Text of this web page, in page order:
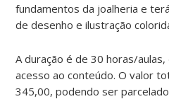
fundamentos da joalheria e
de desenho e ilustração
A duração é de 30 horas/aulas,
acesso ao conteúdo. O valor
345,00, podendo ser